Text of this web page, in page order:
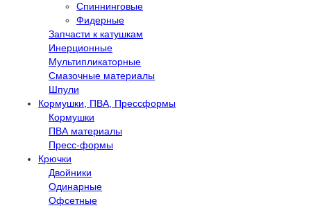
Спиннинговые
Фидерные
Запчасти к катушкам
Инерционные
Мультипликаторные
Смазочные материалы
Шпули
Кормушки, ПВА, Прессформы
Кормушки
ПВА материалы
Пресс-формы
Крючки
Двойники
Одинарные
Офсетные